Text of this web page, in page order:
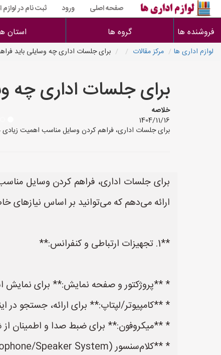
صفحه اصلی ورود ثبت نام در لوازم
فروشنده ها گروه ها استان
لوازم اداری ها مرکز مقالات برای جلسات اداری چه وسایلی باید
برای جلسات اداری چه
خلاصه
1404/11/16
برای جلسات اداری، فراهم کردن وسایل مناسب اهمیت زیادی
برای جلسات اداری، فراهم کردن وسایل
ارائه می‌دهم که می‌توانید بر اساس نیازهای
**1. تجهیزات ارتباطی و کنفرانس:**
* **پروژکتور و صفحه نمایش:** برای نمایش
* **کامپیوتر/لپتاپ:** برای ارائه، جستجو در
* **میکروفون:** برای ضبط صدا و اطمینان
* **کلام‌سنسور (Microphone/Speaker System):** برای جلسات آنلاین و مجازی، جهت پخش صوت و تصویر به طور همزمان